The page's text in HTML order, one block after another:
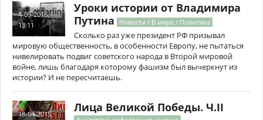
4-09-2015,
13:11
Уроки истории от Владимира
Путина
Новости / В мире / Политика
Сколько раз уже президент РФ призывал
мировую общественность, в особенности Европу, не пытаться
нивелировать подвиг советского народа в Второй мировой
войне, лишь благодаря которому фашизм был вычеркнут из
истории? И не пересчитаешь.
18-04-2015, Лица Великой Победы. Ч.II